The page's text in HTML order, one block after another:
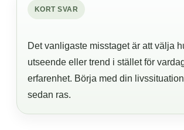
KORT SVAR
Det vanligaste misstaget är att välja
utseende eller trend i stället för
erfarenhet. Börja med din
sedan ras.